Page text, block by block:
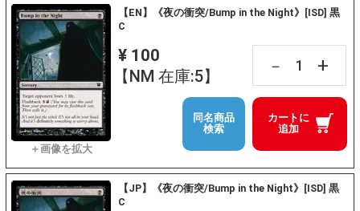
【EN】《夜の衝突/Bump in the Night》[ISD] 黒
C
¥ 100
【NM 在庫:5】
－ +
カートに
追加
同名商品
検索
【JP】《夜の衝突/Bump in the Night》[ISD] 黒
C